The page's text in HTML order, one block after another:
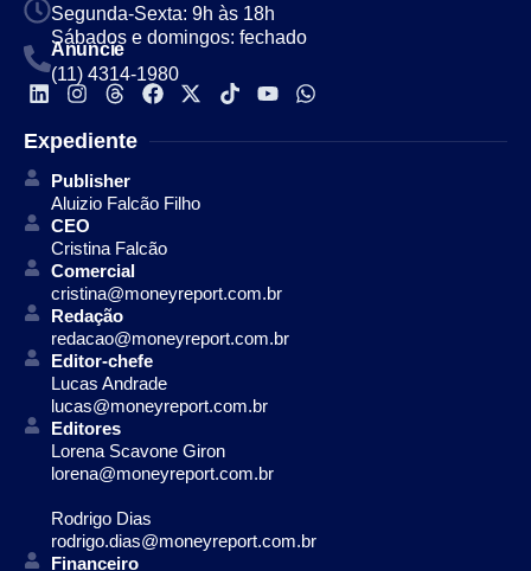
Segunda-Sexta: 9h às 18h
Sábados e domingos: fechado
Anuncie
(11) 4314-1980
Expediente
Publisher
Aluizio Falcão Filho
CEO
Cristina Falcão
Comercial
cristina@moneyreport.com.br
Redação
redacao@moneyreport.com.br
Editor-chefe
Lucas Andrade
lucas@moneyreport.com.br
Editores
Lorena Scavone Giron
lorena@moneyreport.com.br
Rodrigo Dias
rodrigo.dias@moneyreport.com.br
Financeiro